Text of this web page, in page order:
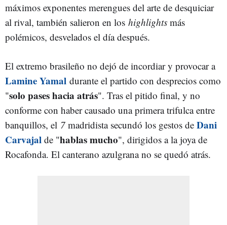
máximos exponentes merengues del arte de desquiciar
al rival, también salieron en los highlights más
polémicos, desvelados el día después.
El extremo brasileño no dejó de incordiar y provocar a
Lamine Yamal durante el partido con desprecios como
"solo pases hacia atrás". Tras el pitido final, y no
conforme con haber causado una primera trifulca entre
banquillos, el 7 madridista secundó los gestos de Dani
Carvajal de "hablas mucho", dirigidos a la joya de
Rocafonda. El canterano azulgrana no se quedó atrás.